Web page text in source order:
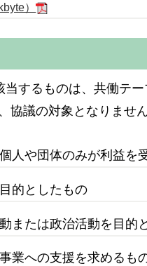
）
当するものは、共働テ
協議の対象となりません
人や団体のみが利益を
的としたもの
または政治活動を目的
業への支援を求めるも